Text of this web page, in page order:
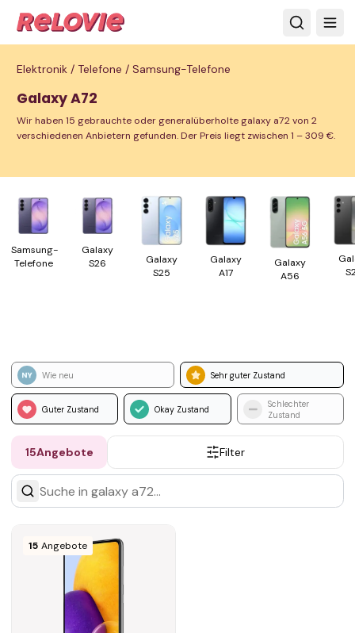
Elektronik / Telefone / Samsung-Telefone
Galaxy A72
Wir haben 15 gebrauchte oder generalüberholte galaxy a72 von 2
verschiedenen Anbietern gefunden. Der Preis liegt zwischen 1 – 309 €.
Samsung-
Telefone
Galaxy
S26
Galaxy
S25
Galaxy
A17
Galaxy
A56
Wie neu Sehr guter Zustand
Guter Zustand Okay Zustand
Schlechter
Zustand
15Angebote Filter
15 Angebote